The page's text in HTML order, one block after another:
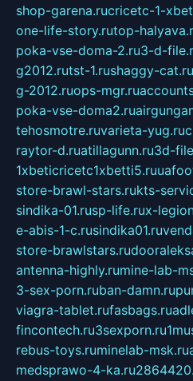
shop-garena.rucricetc-1-
one-life-story.rutop-
poka-vse-doma-2.ru3-d-
g2012.rutst-1.rushaggy-cat.ru
g-2012.ruops-mgr.ru
poka-vse-doma2.ru
tehosmotre.ruvarieta-yug.ru
raytor-d.ruatillagunn.ru3d-
1xbeticricetc1xbetti5.ru
store-brawl-stars.rukts-
sindika-01.rusp-life.rux-
e-abis-1-c.rusindika01.ru
store-brawlstars.ru
antenna-highly.rumine-lab-
3-sex-porn.ruban-damn.ru
viagra-tablet.rufasbags.ru
fincontech.ru3sexporn.ru
rebus-toys.ruminelab-msk.ru
medsprawo-4-ka.ru